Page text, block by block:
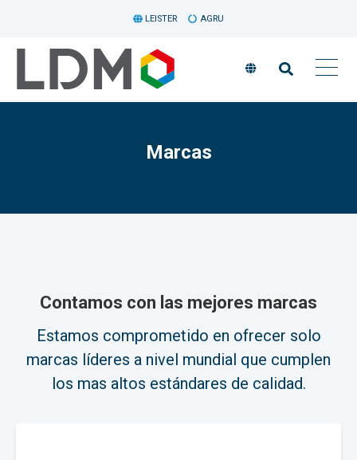
LEISTER AGRU
Marcas
Contamos con las mejores marcas
Estamos comprometido en ofrecer solo
marcas líderes a nivel mundial que cumplen
los mas altos estándares de calidad.